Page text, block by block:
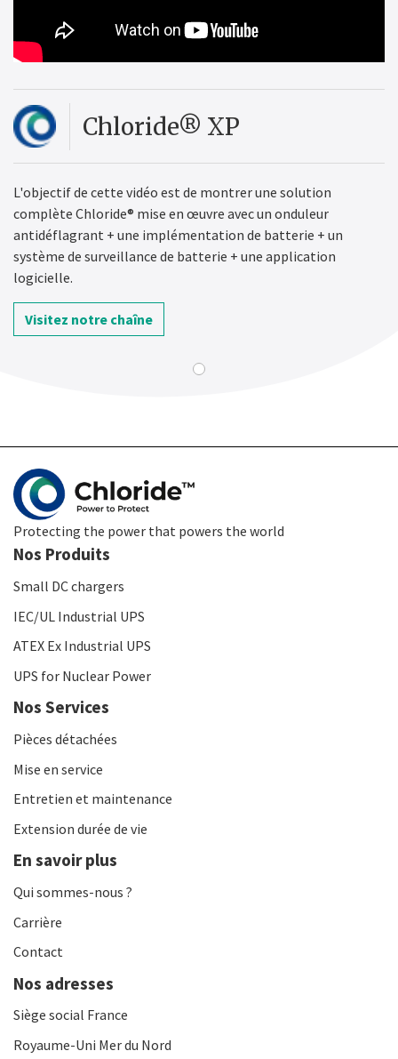
Chloride® XP
L'objectif de cette vidéo est de montrer une solution
complète Chloride® mise en œuvre avec un onduleur
antidéflagrant + une implémentation de batterie + un
système de surveillance de batterie + une application
logicielle.
Visitez notre chaîne
Protecting the power that powers the world
Nos Produits
Small DC chargers
IEC/UL Industrial UPS
ATEX Ex Industrial UPS
UPS for Nuclear Power
Nos Services
Pièces détachées
Mise en service
Entretien et maintenance
Extension durée de vie
En savoir plus
Qui sommes-nous ?
Carrière
Contact
Nos adresses
Siège social France
Royaume-Uni Mer du Nord